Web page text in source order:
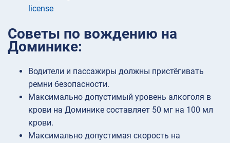
license
Советы по вождению на
Доминике:
Водители и пассажиры должны пристёгивать
ремни безопасности.
Максимально допустимый уровень алкоголя в
крови на Доминике составляет 50 мг на 100 мл
крови.
Максимально допустимая скорость на